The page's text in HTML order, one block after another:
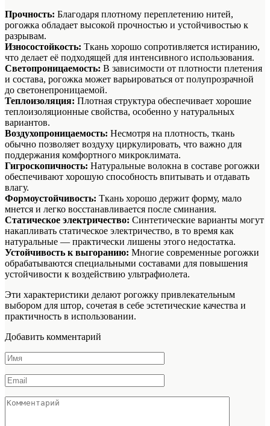
Прочность: Благодаря плотному переплетению нитей,
рогожка обладает высокой прочностью и устойчивостью к
разрывам.
Износостойкость: Ткань хорошо сопротивляется истиранию,
что делает её подходящей для интенсивного использования.
Светопроницаемость: В зависимости от плотности плетения
и состава, рогожка может варьироваться от полупрозрачной
до светонепроницаемой.
Теплоизоляция: Плотная структура обеспечивает хорошие
теплоизоляционные свойства, особенно у натуральных
вариантов.
Воздухопроницаемость: Несмотря на плотность, ткань
обычно позволяет воздуху циркулировать, что важно для
поддержания комфортного микроклимата.
Гигроскопичность: Натуральные волокна в составе рогожки
обеспечивают хорошую способность впитывать и отдавать
влагу.
Формоустойчивость: Ткань хорошо держит форму, мало
мнется и легко восстанавливается после сминания.
Статическое электричество: Синтетические варианты могут
накапливать статическое электричество, в то время как
натуральные — практически лишены этого недостатка.
Устойчивость к выгоранию: Многие современные рогожки
обрабатываются специальными составами для повышения
устойчивости к воздействию ультрафиолета.
Эти характеристики делают рогожку привлекательным
выбором для штор, сочетая в себе эстетические качества и
практичность в использовании.
Добавить комментарий
Имя
*
Email
*
Комментарий